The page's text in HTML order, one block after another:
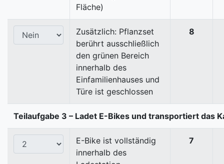
Fläche)
Zusätzlich: Pflanzset
berührt ausschließlich
den grünen Bereich
innerhalb des
Einfamilienhauses und
Türe ist geschlossen
8
Teilaufgabe 3 – Ladet E-Bikes und transportiert das
E-Bike ist vollständig
innerhalb des
7